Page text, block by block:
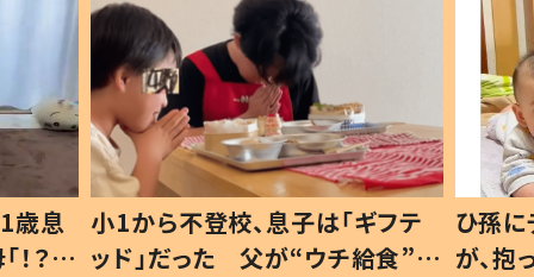
歳息
？」
小1から不登校、息子は「ギフテ
ッド」だった 父が“ウチ給食”を
ひ孫
が、